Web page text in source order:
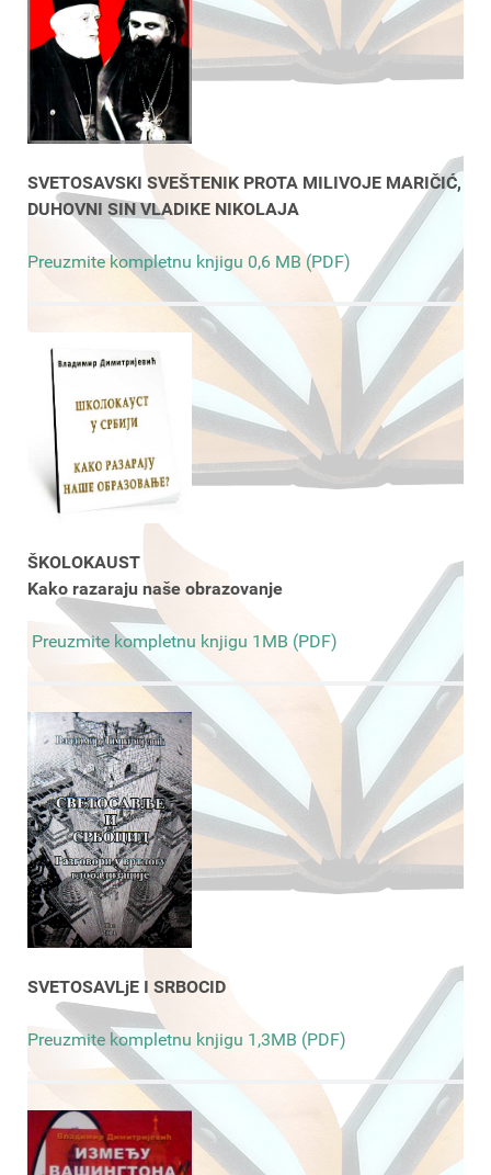
SVETOSAVSKI SVEŠTENIK PROTA MILIVOJE MARIČIĆ,
DUHOVNI SIN VLADIKE NIKOLAJA
Preuzmite kompletnu knjigu 0,6 MB (PDF)
ŠKOLOKAUST
Kako razaraju naše obrazovanje
Preuzmite kompletnu knjigu 1MB (PDF)
SVETOSAVLjE I SRBOCID
Preuzmite kompletnu knjigu 1,3MB (PDF)